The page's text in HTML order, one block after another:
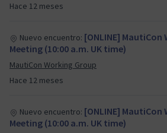
Hace 12 meses
Hace 12 meses
Nuevo encuentro: [ONLINE] MautiCon
Meeting (10:00 a.m. UK time)
MautiCon Working Group
Nuevo encuentro: [ONLINE] MautiCon
Meeting (10:00 a.m. UK time)